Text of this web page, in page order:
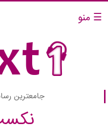
☰ منو
جامعترین